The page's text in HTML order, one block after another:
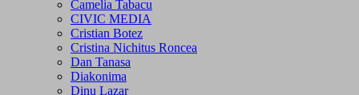
Camelia Tabacu
CIVIC MEDIA
Cristian Botez
Cristina Nichitus Roncea
Dan Tanasa
Diakonima
Dinu Lazar